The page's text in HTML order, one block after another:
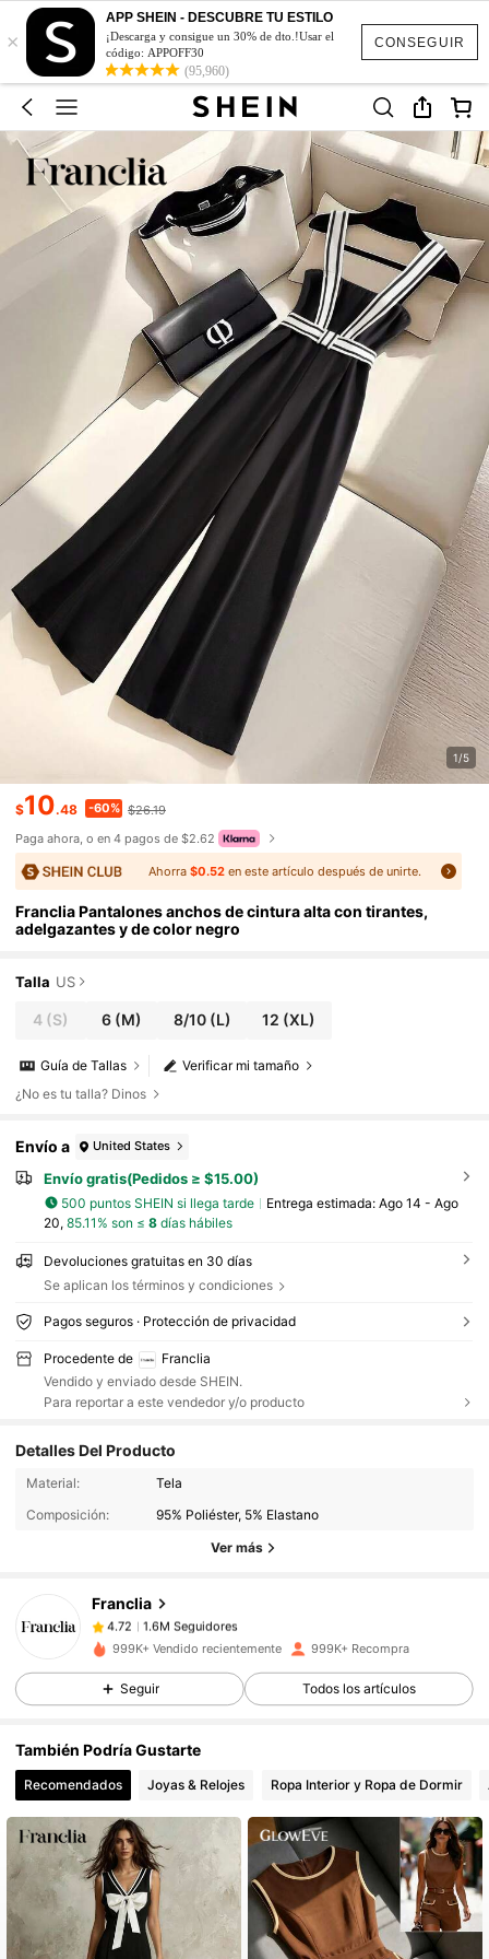
CONSEGUIR
×
APP SHEIN - DESCUBRE TU ESTILO
¡Descarga y consigue un 30% de dto.!Usar el
código: APPOFF30
(95,960)
1/5
$10.48 -60% $26.19
Paga ahora, o en 4 pagos de $2.62
Ahorra $0.52en este artículo después de unirte.
Franclia Pantalones anchos de cintura alta con tirantes,
adelgazantes y de color negro
Talla US
4 (S) 6 (M) 8/10(L) 12 (XL)
Verificar mi tamaño
Guía de Tallas
¿No es tu talla? Dinos
Envío a United States
Envío gratis(Pedidos ≥ $15.00)
500 puntos SHEIN si llega tarde Entrega estimada: Ago 14 - Ago
20, 85.11% son ≤ 8días hábiles
Devoluciones gratuitas en 30 días
Se aplican los términos y condiciones
Pagos seguros · Protección de privacidad
Procedente de
Franclia
Vendido y enviado desde SHEIN.
Para reportar a este vendedor y/o producto
Detalles Del Producto
Material:
Tela
Composición:
95% Poliéster, 5% Elastano
Ver más
Franclia
1.6M Seguidores
4.72
1.6M Seguidores
s***3
Hace 13 horas
4.72 1.6M Seguidores
4.72 1.6M Seguidores
4.72 1.6M Seguidores
999K+ Vendido recientemente 999K+ Recompra
Seguir Todos los artículos
También Podría Gustarte
Recomendados Joyas & Relojes Ropa Interior y Ropa de Dormir